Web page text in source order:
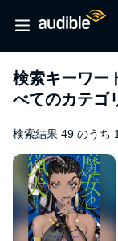
検索キーワー
べてのカテゴ
検索結果 49 のうち